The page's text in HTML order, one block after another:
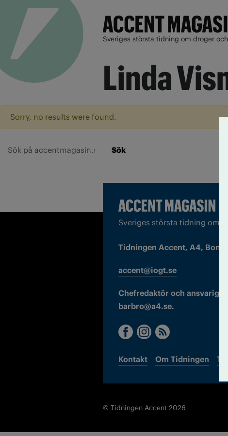
Sveriges största tidning om droger
Linda
Sorry, no results were found.
Sök
Sveriges största tidning om
Tidningen Accent, A4,
accent@iogt.se
Chefredaktör och ansvarig
barbro@a4.se.
Kontakt Om Tidningen
© Tidningen Accent 2026